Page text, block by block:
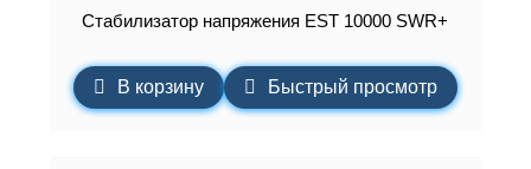
Стабилизатор напряжения EST 10000 SWR+
В корзину Быстрый просмотр